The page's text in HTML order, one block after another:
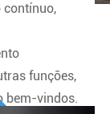
contínuo,
funções,
bem-vindos.